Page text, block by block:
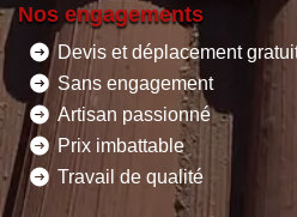
Nos engagements
Devis et déplacement
Sans engagement
Artisan passionné
Prix imbattable
Travail de qualité